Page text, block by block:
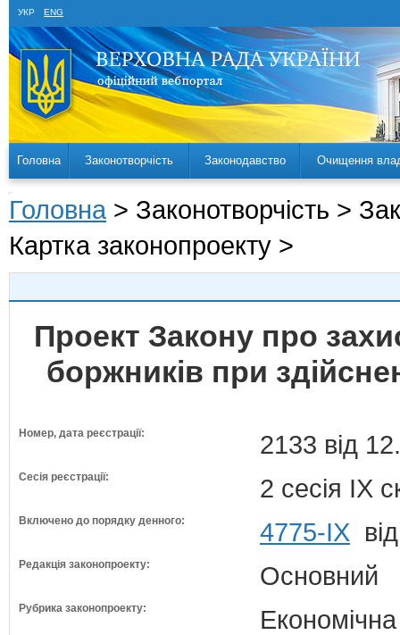
УКР ENG
Головна Законотворчість Законодавство Очищення
Головна > Законотворчість >
Картка законопроекту >
Проект Закону про
боржників при
Номер, дата реєстрації: 2133 від
Сесія реєстрації: 2 сесія IX
Включено до порядку денного: 4775-IX
Редакція законопроекту: Основний
Рубрика законопроекту: